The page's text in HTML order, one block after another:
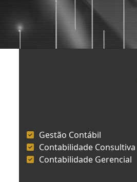
Gestão Contábil
Contabilidade Consultiva
Contabilidade Gerencial